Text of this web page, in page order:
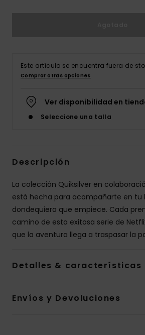
Este artículo se encuentra fuera de
Comprar otras opciones
Ver disponibilidad en
Seleccione una talla
Descripción
La colección Quiksilver en
está hecha para acompañarte en tu
dondequiera que empiece. Cada
camino de esta exitosa serie de
que la aventura llega a traspasar la
Detalles & características
Envíos y Devoluciones